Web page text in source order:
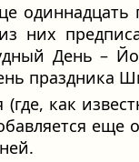
них
День –
праздника
как
еще